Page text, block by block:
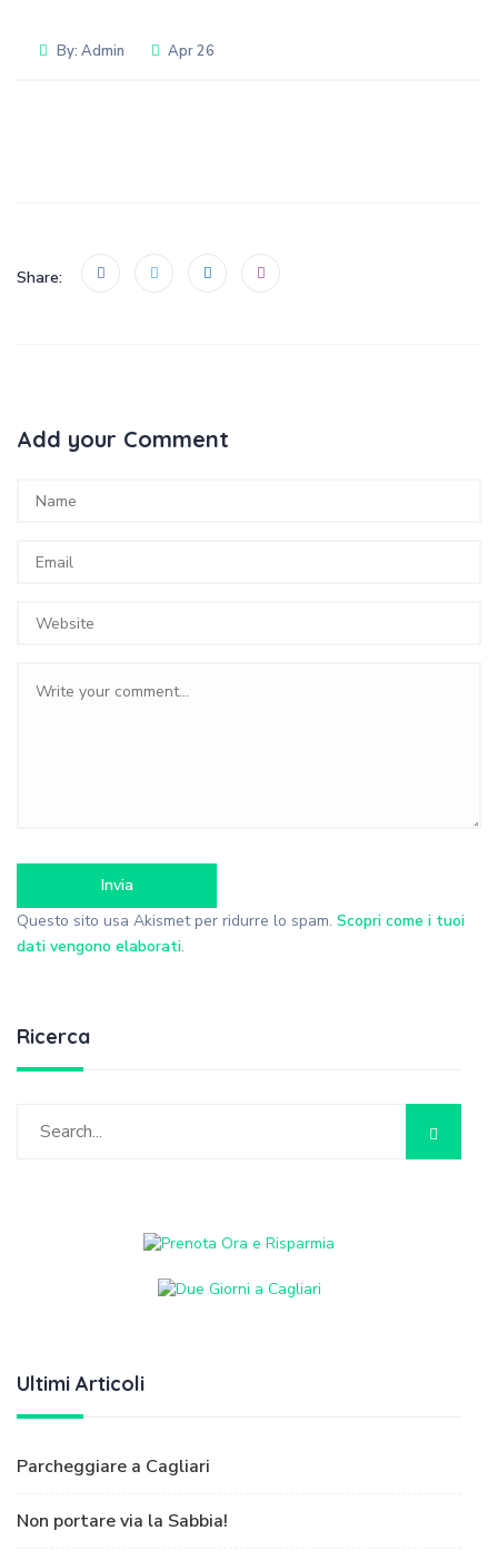
By: Admin Apr 26
Share:
Add your Comment
Questo sito usa Akismet per ridurre lo spam. Scopri come i tuoi
dati vengono elaborati.
Ricerca
Ultimi Articoli
Parcheggiare a Cagliari
Non portare via la Sabbia!